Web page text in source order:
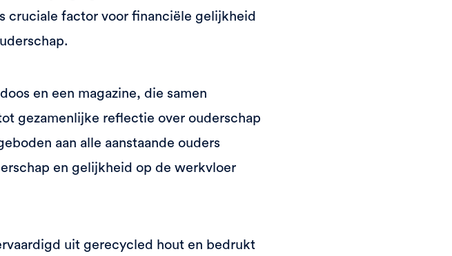
cruciale factor voor financiële gelijkheid
en een magazine, die samen
gezamenlijke reflectie over ouderschap
aan alle aanstaande ouders
en gelijkheid op de werkvloer
uit gerecycled hout en bedrukt